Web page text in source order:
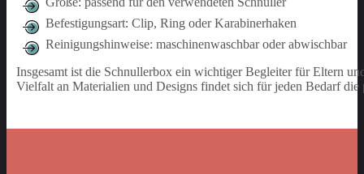
Befestigungsart: Clip, Ring oder Karabinerhaken
Reinigungshinweise: maschinenwaschbar oder abwischbar
Insgesamt ist die Schnullerbox ein wichtiger Begleiter für Eltern
Vielfalt an Materialien und Designs findet sich für jeden Bedarf die